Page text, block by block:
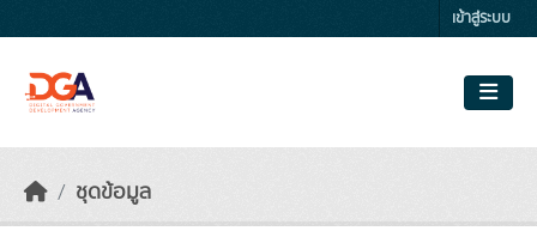
เข้าสู่ระบบ
ชุดข้อมูล